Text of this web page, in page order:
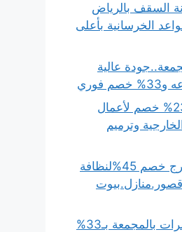
السقف بالرياض
الخرسانية بأعلى
عالية
مليس بالرياض بـ23% خصم لأعمال
وترميم
شركة تنظيف بالخرج خصم 45%لنظافة
فلل.قصور.منازل.بيوت
شركة مكافحة حشرات بالمجمعة بـ33%